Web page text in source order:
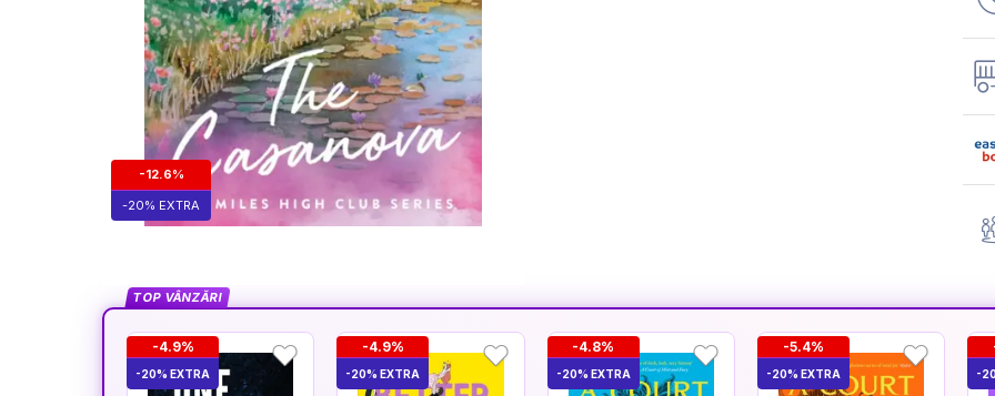
-12.6%
-20% EXTRA
TOP VÂNZĂRI
-4.9%
-20% EXTRA
-4.9%
-20% EXTRA
-4.8%
-20% EXTRA
-5.4%
-20% EXTRA -